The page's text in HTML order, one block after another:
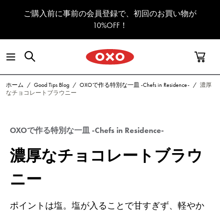
ご購入前に事前の会員登録で、初回のお買い物が
10%OFF！
ホーム / Good Tips Blog / OXOで作る特別な一皿 -Chefs in Residence- / 濃厚
なチョコレートブラウニー
OXOで作る特別な一皿 -Chefs in Residence-
濃厚なチョコレートブラウ
ニー
ポイントは塩。塩が入ることで甘すぎず、軽やか